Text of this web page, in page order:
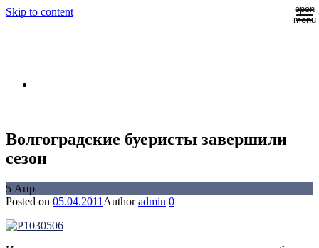
Skip to content
open
menu
Волгоградские буеристы завершили
сезон
5 Апр
Posted on 05.04.2011 Authoradmin 0